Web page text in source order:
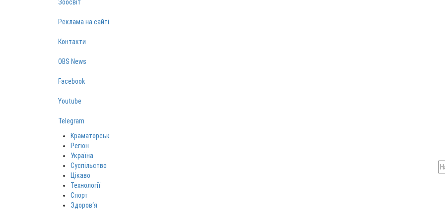
Зоосвіт
Реклама на сайті
Контакти
OBS News
Facebook
Youtube
Telegram
Краматорськ
Регіон
Україна
Суспільство
Цікаво
Технології
Спорт
Здоров‘я